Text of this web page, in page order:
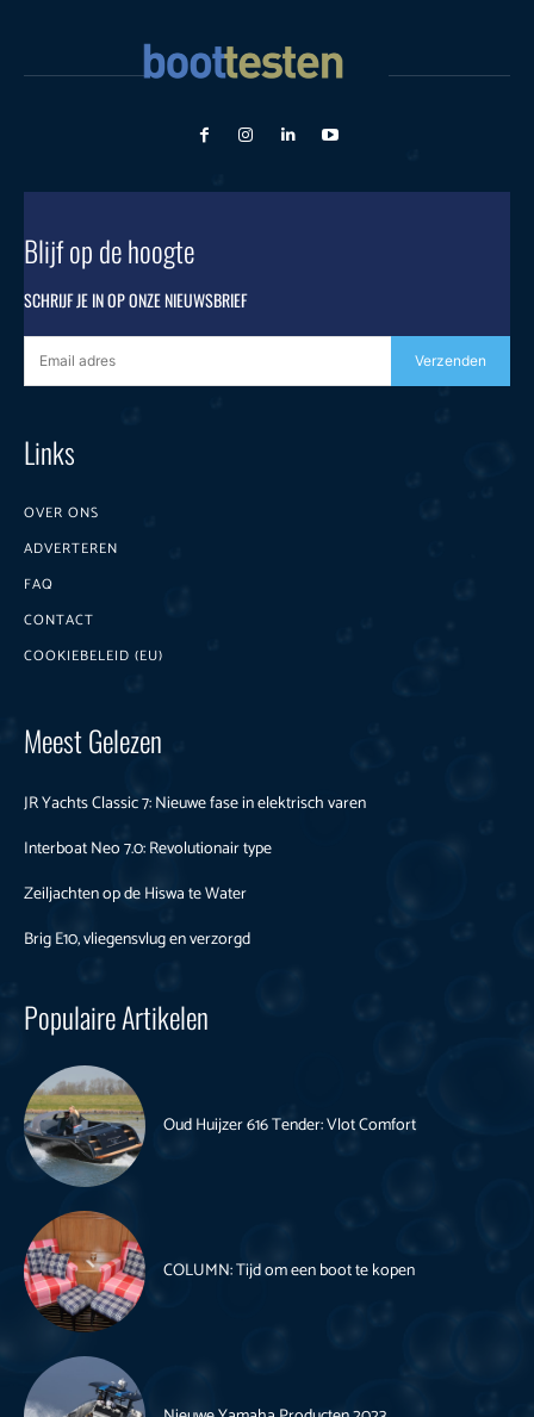
Blijf op de hoogte
SCHRIJF JE IN OP ONZE NIEUWSBRIEF
Verzenden
Links
OVER ONS
ADVERTEREN
FAQ
CONTACT
COOKIEBELEID (EU)
Meest Gelezen
JR Yachts Classic 7: Nieuwe fase in elektrisch varen
Interboat Neo 7.0: Revolutionair type
Zeiljachten op de Hiswa te Water
Brig E10, vliegensvlug en verzorgd
Populaire Artikelen
Oud Huijzer 616 Tender: Vlot Comfort
COLUMN: Tijd om een boot te kopen